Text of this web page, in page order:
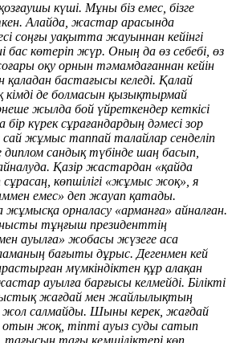
күші. Мұны біз емес, бізге
Алайда, жастар арасында
соңғы уақытта жауыннан кейінгі
бас көтеріп жүр. Оның да өз себебі, өз
оқу орнын тәмамдағаннан кейін
бастағысы келеді. Қалай
кімді де болмасын қызықтырмай
жылда бой үйреткендер кеткісі
күрек сұрағандардың дәмесі зор
жұмыс таппай талайлар сенделіп
сандық түбінде шаң басып,
Қазір жастардан «қайда
көпшілігі «жұмыс жоқ», я
емес» деп жауап қатады.
орналасу «арманға» айналған.
тұңғыш президенттің
ауылға» жобасы жүзеге аса
бағыты дұрыс. Дегенмен кей
мүмкіндіктен құр алақан
ауылға барғысы келмейді. Білікті
жағдай мен жайлылықтың
салмайды. Шыны керек, жағдай
отын жоқ, тіпті ауыз суды сатып